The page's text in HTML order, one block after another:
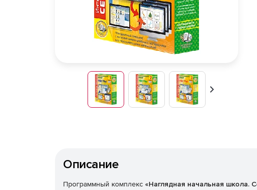
Вперед
Описание
Программный комплекс «Наглядная начальная школа.​